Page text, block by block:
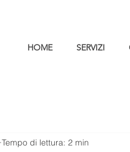
HOME SERVIZI
Tempo di lettura: 2 min